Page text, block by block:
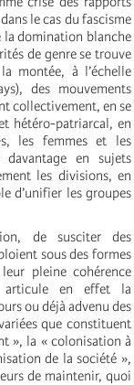
le cas du fascisme
la domination blanche
de genre se trouve
montée, à l’échelle
des mouvements
collectivement, en se
hétéro-patriarcal, en
les femmes et les
en sujets
les divisions, en
d’unifier les groupes
de susciter des
sous des formes
pleine cohérence
articule en effet la
ou déjà advenu des
que constituent
», la « colonisation à
de la société »,
de maintenir, quoi